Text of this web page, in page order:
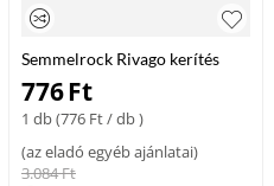
Semmelrock Rivago kerítés
elem szürke 47/27/5 fedlap
776Ft
1 db (776 Ft/ db )
(az eladó egyéb ajánlatai)
3.084Ft